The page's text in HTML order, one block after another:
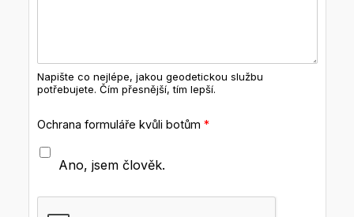
Napište co nejlépe, jakou geodetickou službu
potřebujete. Čím přesnější, tím lepší.
Ochrana formuláře kvůli botům *
Ano, jsem člověk.